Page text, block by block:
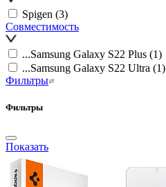
Spigen (3)
Совместимость
...Samsung Galaxy S22 Plus (1)
...Samsung Galaxy S22 Ultra (1)
Фильтры
Фильтры
Показать